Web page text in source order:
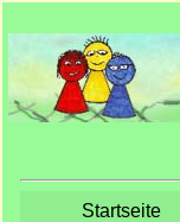
Startseite